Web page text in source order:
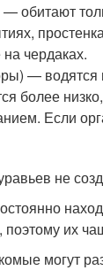
обитают
чердаках.
— водятся
более
Если
не
их
могут